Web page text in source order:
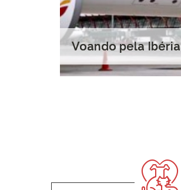
Voando pela Ibéria